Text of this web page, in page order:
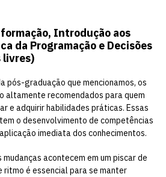
Introdução aos
da Programação e Decisões
livres)
pós-graduação que mencionamos, os
altamente recomendados para quem
e adquirir habilidades práticas. Essas
o desenvolvimento de competências
imediata dos conhecimentos.
acontecem em um piscar de
ritmo é essencial para se manter